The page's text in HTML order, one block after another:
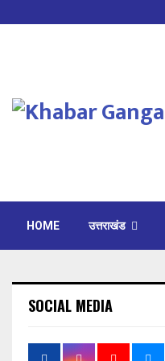
HOME उत्तराखंड
SOCIAL MEDIA